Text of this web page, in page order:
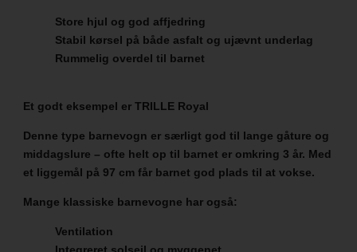
Store hjul og god affjedring
Stabil kørsel på både asfalt og ujævnt underlag
Rummelig overdel til barnet
Et godt eksempel er TRILLE Royal
Denne type barnevogn er særligt god til lange gåture og
middagslure – ofte helt op til barnet er omkring 3 år. Med
et liggemål på 97 cm får barnet god plads til at vokse.
Mange klassiske barnevogne har også:
Ventilation